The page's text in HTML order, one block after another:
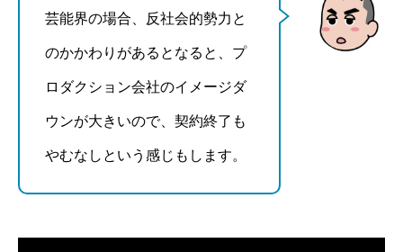
芸能界の場合、反社会的勢力と
のかかわりがあるとなると、プ
ロダクション会社のイメージダ
ウンが大きいので、契約終了も
やむなしという感じもします。